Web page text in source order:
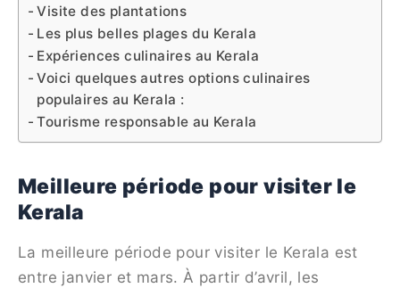
Visite des plantations
Les plus belles plages du Kerala
Expériences culinaires au Kerala
Voici quelques autres options culinaires
populaires au Kerala :
Tourisme responsable au Kerala
Meilleure période pour visiter le
Kerala
La meilleure période pour visiter le Kerala est
entre janvier et mars. À partir d’avril, les